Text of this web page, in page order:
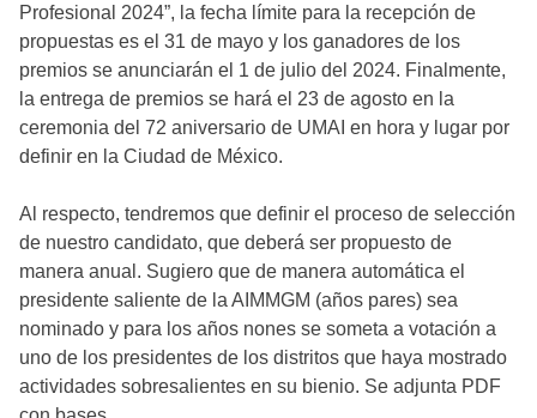
Profesional 2024”, la fecha límite para la recepción de
propuestas es el 31 de mayo y los ganadores de los
premios se anunciarán el 1 de julio del 2024. Finalmente,
la entrega de premios se hará el 23 de agosto en la
ceremonia del 72 aniversario de UMAI en hora y lugar por
definir en la Ciudad de México.
Al respecto, tendremos que definir el proceso de selección
de nuestro candidato, que deberá ser propuesto de
manera anual. Sugiero que de manera automática el
presidente saliente de la AIMMGM (años pares) sea
nominado y para los años nones se someta a votación a
uno de los presidentes de los distritos que haya mostrado
actividades sobresalientes en su bienio. Se adjunta PDF